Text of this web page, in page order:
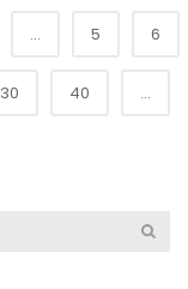
... 5 6
30 40 ...